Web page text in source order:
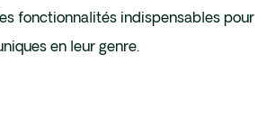
fonctionnalités indispensables pour
en leur genre.